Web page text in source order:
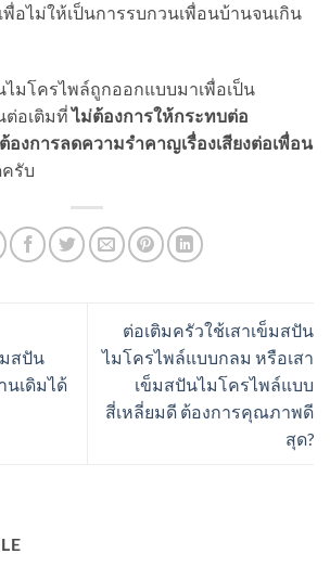
อไม่ให้เป็นการรบกวนเพื่อนบ้านจนเกิน
ไมโครไพล์ถูกออกแบบมาเพื่อเป็น
ต่อเติมที่ไม่ต้องการให้กระทบต่อ
องการลดความรำคาญเรื่องเสียงต่อเพื่อน
รับ
สปัน
นเดิมได้
ต่อเติมครัวใช้เสาเข็มสปัน
ไมโครไพล์แบบกลม หรือเสา
เข็มสปันไมโครไพล์แบบ
สี่เหลี่ยมดี ต้องการคุณภาพดี
สุด?